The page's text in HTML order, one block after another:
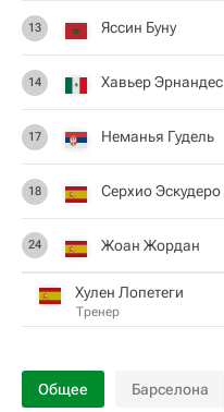
13 Яссин Буну
14 Хавьер Эрнандес
17 Неманья Гудель
18 Серхио Эскудеро
24 Жоан Жордан
Хулен Лопетеги
Тренер
Общее Барселона